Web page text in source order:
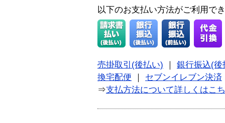
以下のお支払い方法がご利用で
売掛取引(後払い)
銀行振込(後
換宅配便
セブンイレブン決済
⇒支払方法について詳しくはこ